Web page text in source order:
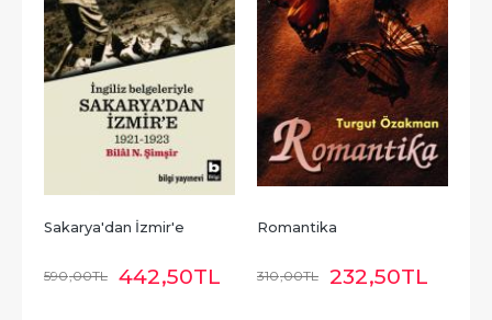
Sakarya'dan İzmir'e
590,00TL 442,50TL
Romantika
310,00TL 232,50TL